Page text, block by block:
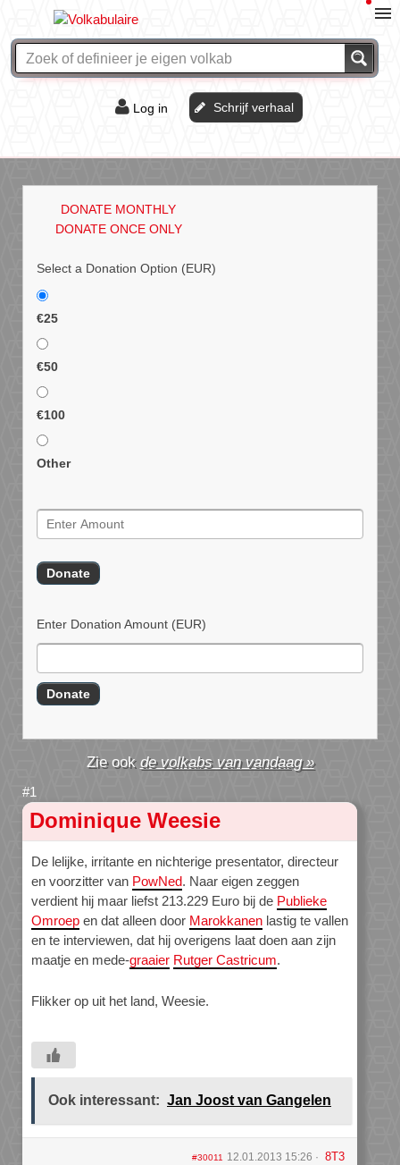
Log in Schrijf verhaal
DONATE MONTHLY
DONATE ONCE ONLY
Select a Donation Option (EUR)
€25
€50
€100
Other
Enter Donation Amount (EUR)
de volkabs van vandaag »
Dominique Weesie
De lelijke, irritante en nichterige presentator, directeur
en voorzitter van PowNed. Naar eigen zeggen
verdient hij maar liefst 213.229 Euro bij de Publieke
Omroep en dat alleen door Marokkanen lastig te vallen
en te interviewen, dat hij overigens laat doen aan zijn
maatje en mede-graaier Rutger Castricum.
Flikker op uit het land, Weesie.
Ook interessant: Jan Joost van Gangelen
#30011 12.01.2013 15:26 8T3